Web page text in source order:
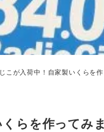
こが入荷中！自家製いくらを
らを作ってみ